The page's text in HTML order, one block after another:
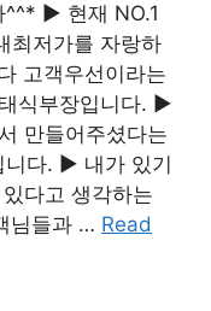
^^* ▶ 현재 NO.1
최저가를 자랑하
고객우선이라는
식부장입니다. ▶
만들어주셨다는
니다. ▶ 내가 있기
다고 생각하는
님들과 … Read